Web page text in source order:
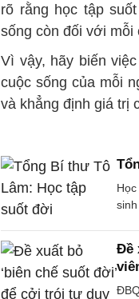
rõ rằng học tập
sống còn đối với
Vì vậy, hãy biến
cuộc sống của mỗi
và khẳng định giá trị
Đề